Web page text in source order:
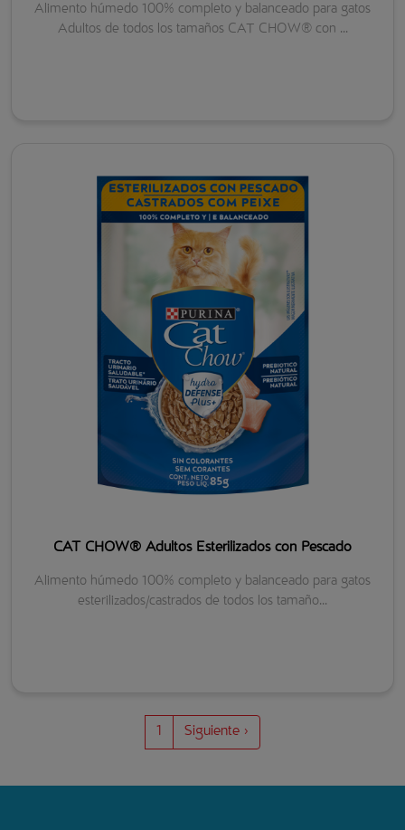
Alimento húmedo 100% completo y balanceado para gatos
Adultos de todos los tamaños CAT CHOW® con ...
CAT CHOW® Adultos Esterilizados con Pescado
Alimento húmedo 100% completo y balanceado para gatos
esterilizados/castrados de todos los tamaño...
1 Siguiente página
Siguiente ›